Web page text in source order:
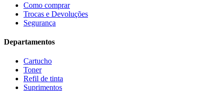
Como comprar
Trocas e Devoluções
Segurança
Departamentos
Cartucho
Toner
Refil de tinta
Suprimentos